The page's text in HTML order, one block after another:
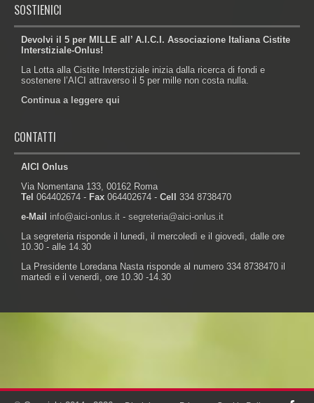
SOSTIENICI
Devolvi il 5 per MILLE all’ A.I.C.I. Associazione Italiana Cistite
Interstiziale-Onlus!
La Lotta alla Cistite Interstiziale inizia dalla ricerca di fondi e
sostenere l’AICI attraverso il 5 per mille non costa nulla.
Continua a leggere qui
CONTATTI
AICI Onlus
Via Nomentana 133, 00162 Roma
Tel 064402674 - Fax 064402674 - Cell 334 8738470
e-Mail info@aici-onlus.it - segreteria@aici-onlus.it
La segreteria risponde il lunedì, il mercoledì e il giovedì, dalle ore
10.30 - alle 14.30
La Presidente Loredana Nasta risponde al numero 334 8738470 il
martedì e il venerdì, ore 10.30 -14.30